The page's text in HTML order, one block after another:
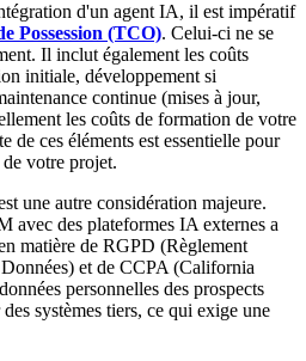
d'un agent IA, il est impératif
Possession (TCO). Celui-ci ne se
Il inclut également les coûts
initiale, développement si
continue (mises à jour,
les coûts de formation de votre
de ces éléments est essentielle pour
votre projet.
une autre considération majeure.
avec des plateformes IA externes a
matière de RGPD (Règlement
et de CCPA (California
personnelles des prospects
systèmes tiers, ce qui exige une